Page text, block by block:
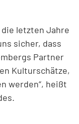
die letzten Jahre
sicher, dass
Partner
Kulturschätze,
werden“, heißt